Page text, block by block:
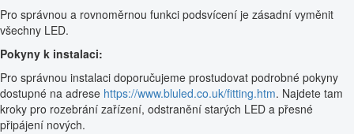
Pro správnou a rovnoměrnou funkci podsvícení je zásadní vyměnit
všechny LED.
Pokyny k instalaci:
Pro správnou instalaci doporučujeme prostudovat podrobné pokyny
dostupné na adrese https://www.bluled.co.uk/fitting.htm. Najdete tam
kroky pro rozebrání zařízení, odstranění starých LED a přesné
připájení nových.